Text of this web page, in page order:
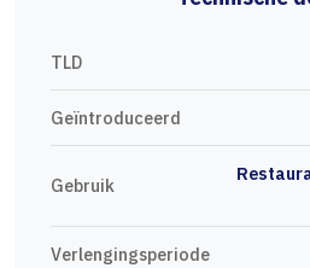
TLD
Geïntroduceerd
Gebruik
Verlengingsperiode